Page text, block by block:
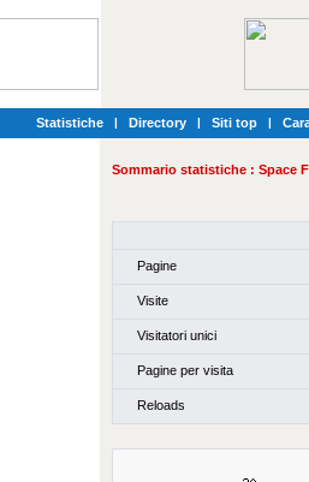
Statistiche | Directory | Siti top |
Sommario statistiche : Space
Pagine
Visite
Visitatori unici
Pagine per visita
Reloads